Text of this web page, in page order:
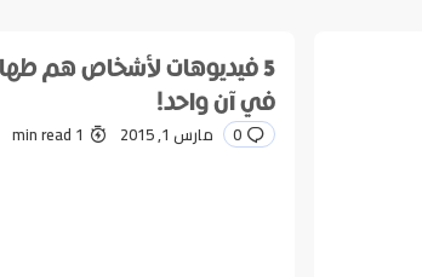
5 فيديوهات لأشخاص هم
في آن واحد!
0 مارس 1, 2015 1 min read